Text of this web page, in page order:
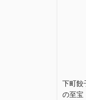
下町餃
の至宝